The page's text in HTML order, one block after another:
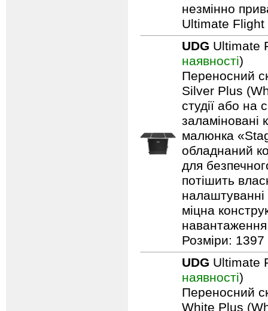
незмінно
Ultimate
UDG Ultimate
наявності)
Переносний
Silver Plus
студії або на
заламіновані
малюнка
обладнаний
для
потішить
міцна
Розміри:
UDG Ultimate
наявності)
Переносний
White Plus